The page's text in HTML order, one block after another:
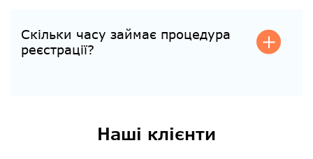
Скільки часу займає процедура
реєстрації?
обгрунтовуючи заявку.Наші клієнти